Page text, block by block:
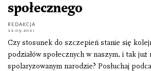
społecznego
REDAKCJA
22.09.2021
Czy stosunek do szczepień stanie się
podziałów społecznych w naszym, i tak już
spolaryzowanym narodzie? Posłuchaj